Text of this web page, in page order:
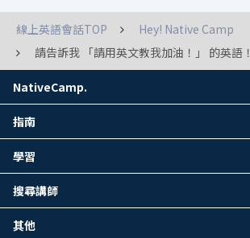
線上英語會話TOP
Hey! Native Camp
請告訴我 「請用英文教我加油！」 的英語！
NativeCamp.
指南
學習
搜尋講師
其他